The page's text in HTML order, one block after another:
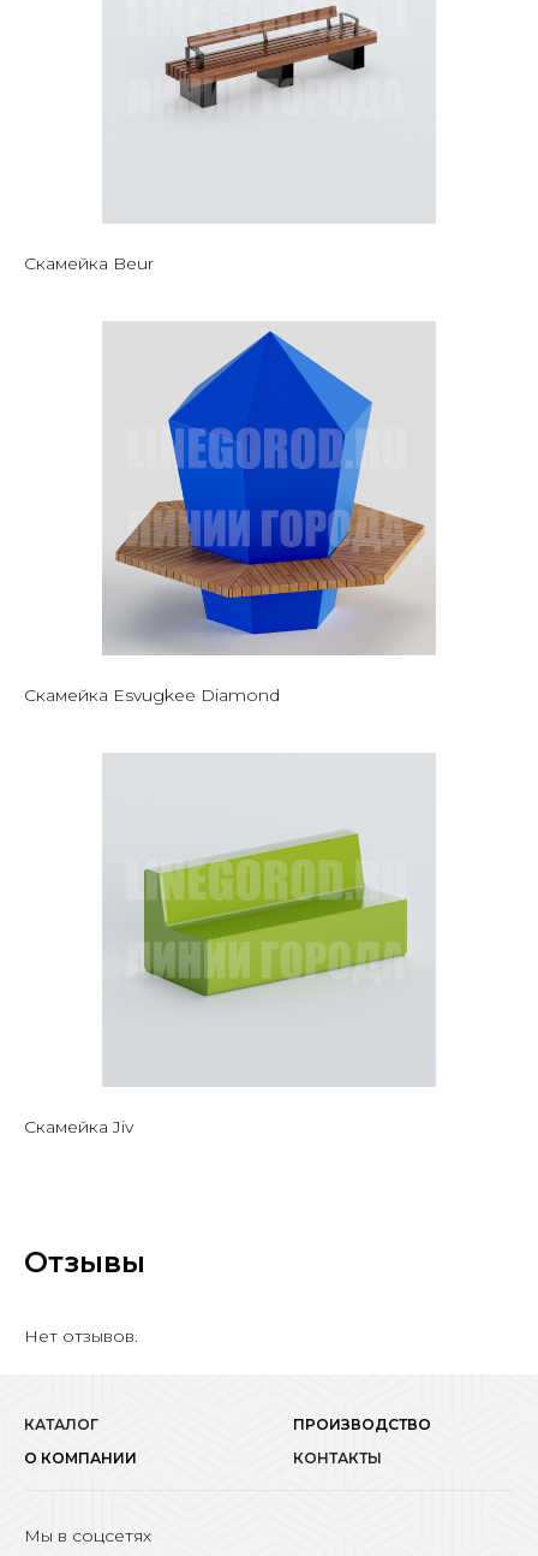
Скамейка Beur
Скамейка Esvugkee Diamond
Скамейка Jiv
Отзывы
Нет отзывов.
КАТАЛОГ
ПРОИЗВОДСТВО
О КОМПАНИИ
КОНТАКТЫ
Мы в соцсетях